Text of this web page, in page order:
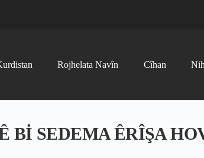
Rojhelata Navîn Cîhan
Bİ SEDEMA ÊRÎŞA